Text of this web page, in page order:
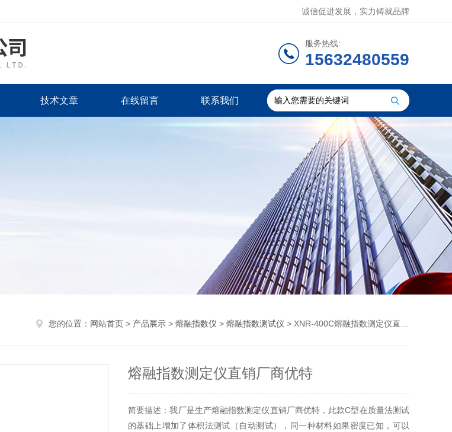
诚信促进发展，实力铸就品牌
服务热线:
15632480559
技术文章 在线留言 联系我们
您的位置： 网站首页 > 产品展示 > 熔融指数仪 > 熔融指数测试仪 > XNR-400C熔融指数测定仪直销厂商优特
熔融指数测定仪直销厂商优特
简要描述：我厂是生产熔融指数测定仪直销厂商优特，此款C型在质量法测试
的基础上增加了体积法测试（自动测试），同一种材料如果密度已知，可以